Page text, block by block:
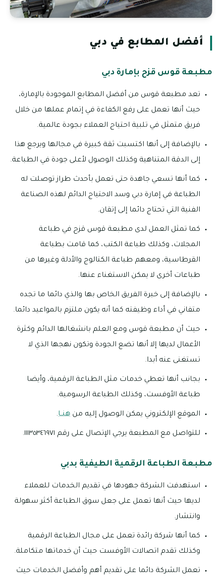
أفضل المطابع في دبي
مطبعة قوس قزح بإمارة دبي
تعد مطبعة قوس من أفضل المطابع الموجودة بالإمارة،
حيث أنها تعمل على رفع الكفاءة في إتمام عملها من خلال
فريق متمثل في تلبية احتياج العملاء بجودة عالمية.
بالإضافة إلى أنها اكتسبت ثقة كبيرة في مجالها ويرجع هذا
إلى الدقة المتناهية وكذلك الوصول لأعلى جودة في الطباعة.
كما أنها تسعي جاهدة حتى تعمل بأحدث طراز توصلت له
الطباعة في إمارة دبي وسد الاحتياج الدائم لهذه الصناعة
الفنية التي تحتاج دائما إلى إتقان.
كما تمثل العمل لدى مطبعة قوس قزح في طباعة
المجلات، وكذلك طباعة الكتب، كما قامت بطباعة
القرطاسية، ومعهم طباعة الكتالوج والأدلة وغيرها من
طباعات أخرى لا يمكن الاستغناء عنها.
بالإضافة إلى خبرة الفريق الخاص بها والذي دائما ما تجده
متفاني في أداء وظيفته كما أنه يكون ملتزم بالمواعيد دائما.
حيث أن مطبعة قوس ومع العلم بانشغالها الدائم وكثرة
الأعمال لديها إلا أنها تضع الجودة وتكون نهجها الذي لا
تستغنى عنه أبدا.
بجانب أنها تعطي خدمات مثل الطباعة الرقمية، وأيضا
طباعة الأوفست، وكذلك الطباعة الرسومية.
الموقع الإلكتروني يمكن الوصول إليه من هنــا.
للتواصل مع المطبعة يرجي الإتصال على رقم ١١١٣٥٣٤٦٩٧١.
مطبعة الطباعة الرقمية الطيفية بدبي
استهدفت الشركة جهودها في تقديم الخدمات للعملاء
لديها حيث أنها تعمل على جعل سوق الطباعة أكثر سهولة
وانتشار.
كما أنها شركة رائدة تعمل على مجال الطباعة الرقمية
وكذلك تقدم اتصالات الأوفست حيث أن خدماتها متكاملة.
تعمل الشركة دائما على تقديم أهم وأفضل الخدمات حيث